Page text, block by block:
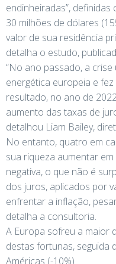
endinheiradas”,
30 milhões de dólares
valor de sua residência
detalha o estudo,
“No ano passado, a
energética europeia e
resultado, no ano de
aumento das taxas de
detalhou Liam Bailey,
No entanto, quatro em
sua riqueza aumentar
negativa, o que não é
dos juros, aplicados por
enfrentar a inflação,
detalha a consultoria.
A Europa sofreu a maior
destas fortunas, seguida
Américas (-10%).